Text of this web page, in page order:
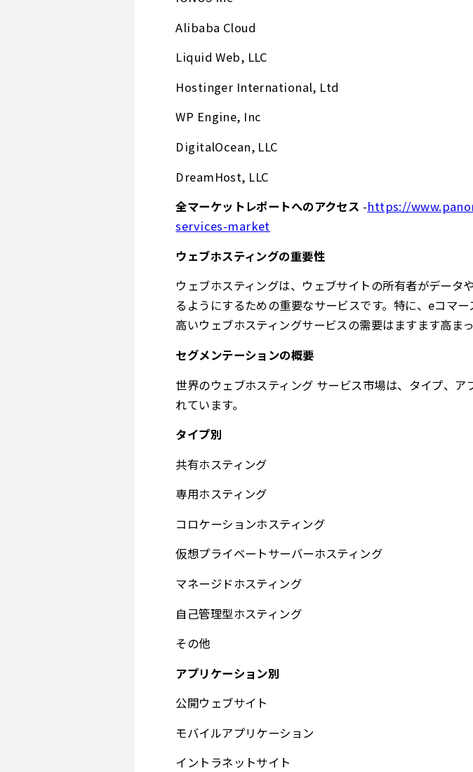
Alibaba Cloud
Liquid Web, LLC
Hostinger International, Ltd
WP Engine, Inc
DigitalOcean, LLC
DreamHost, LLC
全マーケットレポートへのアクセス -https://
services-market
ウェブホスティングの重要性
ウェブホスティングは、ウェブサイトの所有者がデータ
るようにするための重要なサービスです。特に、eコマ
高いウェブホスティングサービスの需要はますます高まっ
セグメンテーションの概要
世界のウェブホスティング サービス市場は、タイプ、
れています。
タイプ別
共有ホスティング
専用ホスティング
コロケーションホスティング
仮想プライベートサーバーホスティング
マネージドホスティング
自己管理型ホスティング
その他
アプリケーション別
公開ウェブサイト
モバイルアプリケーション
イントラネットサイト